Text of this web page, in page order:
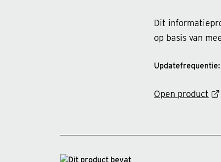
Dit
op basis van
Open product